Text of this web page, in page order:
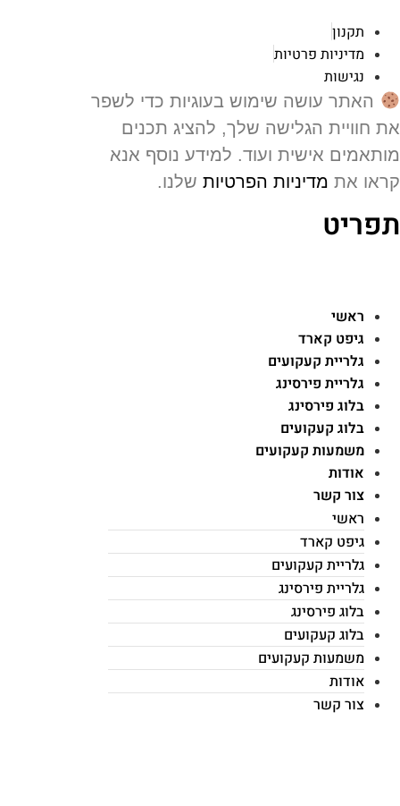
תקנון
מדיניות פרטיות
נגישות
האתר עושה שימוש בעוגיות כדי לשפר
חוויית הגלישה שלך, להציג תכנים
אישית ועוד. למידע נוסף אנא
אתמדיניות הפרטיותשלנו.
ראשי
גיפט קארד
גלריית קעקועים
גלריית פירסינג
בלוג פירסינג
בלוג קעקועים
משמעות קעקועים
אודות
צור קשר
ראשי
גיפט קארד
גלריית קעקועים
גלריית פירסינג
בלוג פירסינג
בלוג קעקועים
משמעות קעקועים
אודות
צור קשר